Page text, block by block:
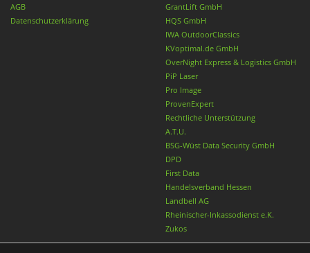
AGB
Datenschutzerklärung
GrantLift GmbH
HQS GmbH
IWA OutdoorClassics
KVoptimal.de GmbH
OverNight Express & Logistics GmbH
PiP Laser
Pro Image
ProvenExpert
Rechtliche Unterstützung
A.T.U.
BSG-Wüst Data Security GmbH
DPD
First Data
Handelsverband Hessen
Landbell AG
Rheinischer-Inkassodienst e.K.
Zukos